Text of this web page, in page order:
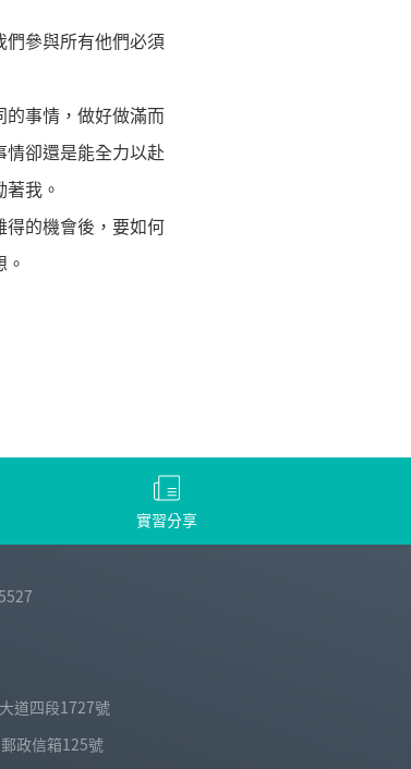
參與所有他們必須
事情，做好做滿而
卻還是能全力以赴
我。
的機會後，要如何
實習分享
道四段1727號
政信箱125號